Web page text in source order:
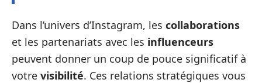
Dans l’univers d’Instagram, les collaborations
et les partenariats avec les influenceurs
peuvent donner un coup de pouce significatif à
votre visibilité. Ces relations stratégiques vous